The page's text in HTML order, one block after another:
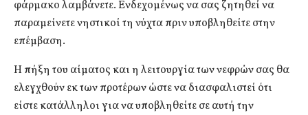
φάρμακο λαμβάνετε. Ενδεχομένως να σας ζητηθεί να
παραμείνετε νηστικοί τη νύχτα πριν υποβληθείτε στην
επέμβαση.
Η πήξη του αίματος και η λειτουργία των νεφρών σας θα
ελεγχθούν εκ των προτέρων ώστε να διασφαλιστεί ότι
είστε κατάλληλοι για να υποβληθείτε σε αυτή την